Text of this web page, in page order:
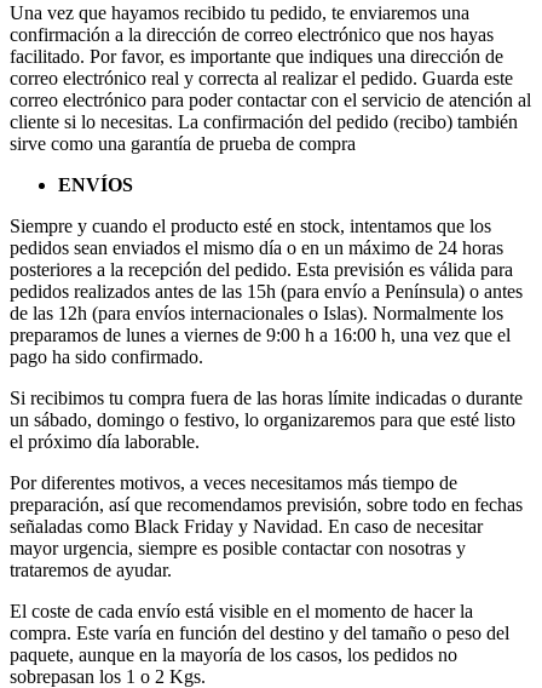
Una vez que hayamos recibido tu pedido, te enviaremos una
confirmación a la dirección de correo electrónico que nos hayas
facilitado. Por favor, es importante que indiques una dirección de
correo electrónico real y correcta al realizar el pedido. Guarda este
correo electrónico para poder contactar con el servicio de atención al
cliente si lo necesitas. La confirmación del pedido (recibo) también
sirve como una garantía de prueba de compra
ENVÍOS
Siempre y cuando el producto esté en stock, intentamos que los
pedidos sean enviados el mismo día o en un máximo de 24 horas
posteriores a la recepción del pedido. Esta previsión es válida para
pedidos realizados antes de las 15h (para envío a Península) o antes
de las 12h (para envíos internacionales o Islas). Normalmente los
preparamos de lunes a viernes de 9:00 h a 16:00 h, una vez que el
pago ha sido confirmado.
Si recibimos tu compra fuera de las horas límite indicadas o durante
un sábado, domingo o festivo, lo organizaremos para que esté listo
el próximo día laborable.
Por diferentes motivos, a veces necesitamos más tiempo de
preparación, así que recomendamos previsión, sobre todo en fechas
señaladas como Black Friday y Navidad. En caso de necesitar
mayor urgencia, siempre es posible contactar con nosotras y
trataremos de ayudar.
El coste de cada envío está visible en el momento de hacer la
compra. Este varía en función del destino y del tamaño o peso del
paquete, aunque en la mayoría de los casos, los pedidos no
sobrepasan los 1 o 2 Kgs.